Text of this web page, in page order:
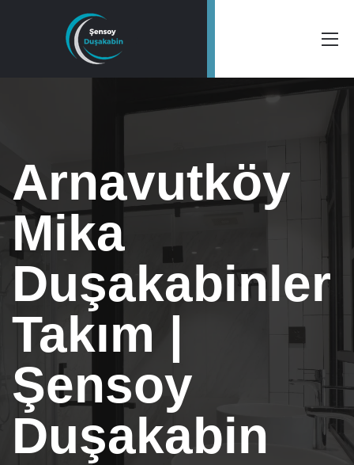
Arnavutköy
Mika
Duşakabinler
Takım |
Şensoy
Duşakabin